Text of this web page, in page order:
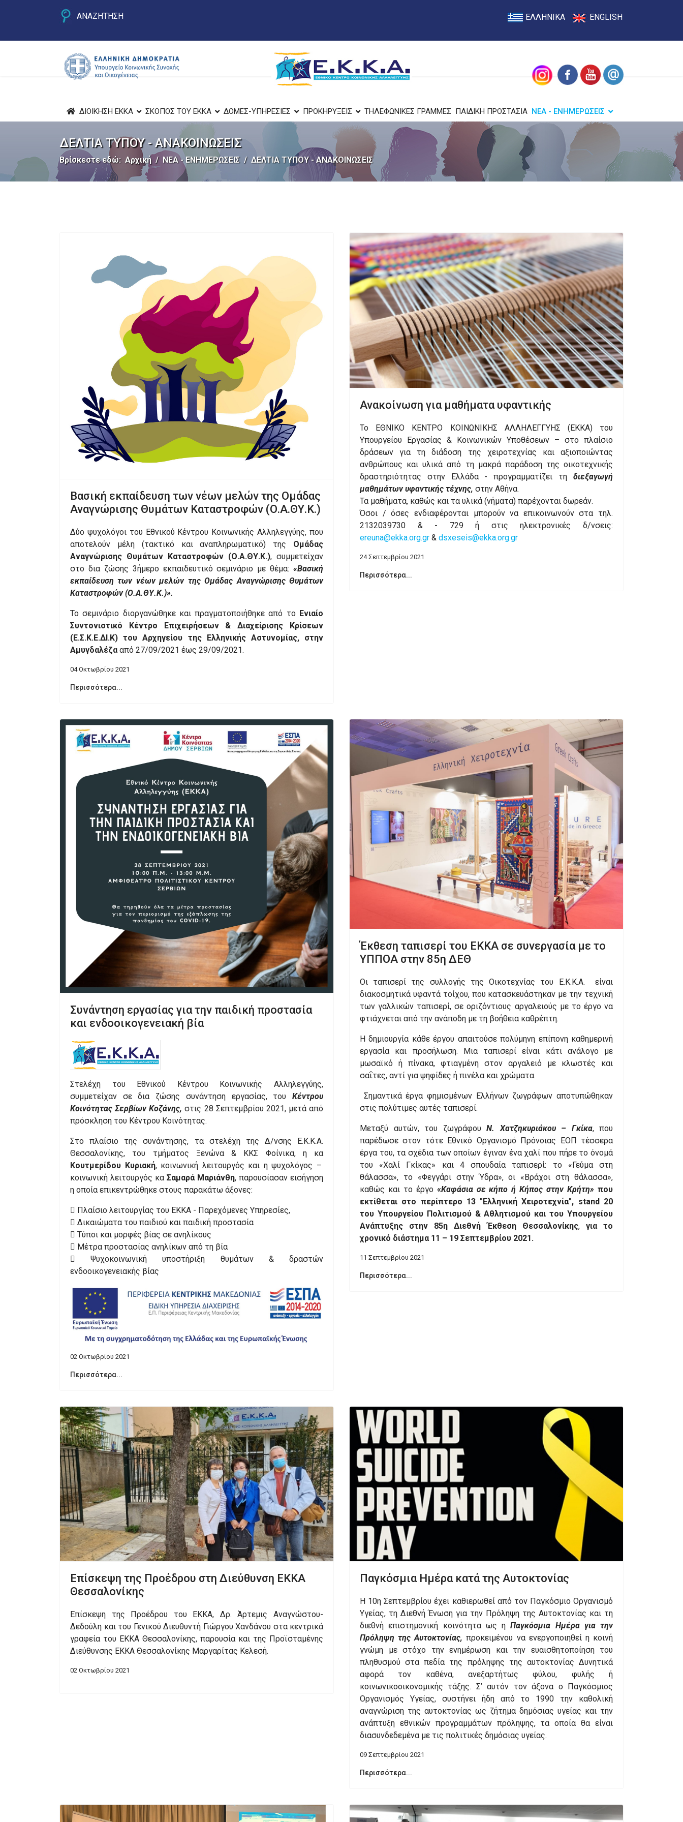
ΑΝΑΖΗΤΗΣΗ ΕΛΛΗΝΙΚΑ ENGLISH
ΔΙΟΙΚΗΣΗ ΕΚΚΑ ΣΚΟΠΟΣ ΤΟΥ ΕΚΚΑ ΔΟΜΕΣ-ΥΠΗΡΕΣΙΕΣ ΠΡΟΚΗΡΥΞΕΙΣ ΤΗΛΕΦΩΝΙΚΕΣ ΓΡΑΜΜΕΣ ΠΑΙΔΙΚΗ ΠΡΟΣΤΑΣΙΑ ΝΕΑ - ΕΝΗΜΕΡΩΣΕΙΣ
ΔΕΛΤΙΑ ΤΥΠΟΥ - ΑΝΑΚΟΙΝΩΣΕΙΣ
Βρίσκεστε εδώ: Αρχική ΝΕΑ - ΕΝΗΜΕΡΩΣΕΙΣ ΔΕΛΤΙΑ ΤΥΠΟΥ - ΑΝΑΚΟΙΝΩΣΕΙΣ
Βασική εκπαίδευση των νέων μελών της Ομάδας
Αναγνώρισης Θυμάτων Καταστροφών (Ο.Α.ΘΥ.Κ.)
Δύο ψυχολόγοι του Εθνικού Κέντρου Κοινωνικής Αλληλεγγύης, που
αποτελούν μέλη (τακτικό και αναπληρωματικό) της Ομάδας
Αναγνώρισης Θυμάτων Καταστροφών (Ο.Α.ΘΥ.Κ.), συμμετείχαν
στο δια ζώσης 3ήμερο εκπαιδευτικό σεμινάριο με θέμα: «Βασική
εκπαίδευση των νέων μελών της Ομάδας Αναγνώρισης Θυμάτων
Καταστροφών (Ο.Α.ΘΥ.Κ.)».
Το σεμινάριο διοργανώθηκε και πραγματοποιήθηκε από το Ενιαίο
Συντονιστικό Κέντρο Επιχειρήσεων & Διαχείρισης Κρίσεων
(Ε.Σ.Κ.Ε.ΔΙ.Κ) του Αρχηγείου της Ελληνικής Αστυνομίας, στην
Αμυγδαλέζααπό 27/09/2021 έως 29/09/2021.
04 Οκτωβρίου 2021
Περισσότερα...
Ανακοίνωση για μαθήματα υφαντικής
Το ΕΘΝΙΚΟ ΚΕΝΤΡΟ ΚΟΙΝΩΝΙΚΗΣ ΑΛΛΗΛΕΓΓΥΗΣ (ΕΚΚΑ) του
Υπουργείου Εργασίας & Κοινωνικών Υποθέσεων – στο πλαίσιο
δράσεων για τη διάδοση της χειροτεχνίας και αξιοποιώντας
ανθρώπους και υλικά από τη μακρά παράδοση της οικοτεχνικής
δραστηριότητας στην Ελλάδα - προγραμματίζει τη διεξαγωγή
μαθημάτων υφαντικής τέχνης, στην Αθήνα.
Τα μαθήματα, καθώς και τα υλικά (νήματα) παρέχονται δωρεάν.
Όσοι / όσες ενδιαφέρονται μπορούν να επικοινωνούν στα τηλ.
2132039730 & - 729 ή στις ηλεκτρονικές δ/νσεις:
ereuna@ekka.org.gr & dsxeseis@ekka.org.gr
24 Σεπτεμβρίου 2021
Περισσότερα...
Συνάντηση εργασίας για την παιδική προστασία
και ενδοοικογενειακή βία
Στελέχη του Εθνικού Κέντρου Κοινωνικής Αλληλεγγύης,
συμμετείχαν σε δια ζώσης συνάντηση εργασίας, του Κέντρου
Κοινότητας Σερβίων Κοζάνης, στις 28 Σεπτεμβρίου 2021, μετά από
πρόσκληση του Κέντρου Κοινότητας.
Στο πλαίσιο της συνάντησης, τα στελέχη της Δ/νσης Ε.Κ.Κ.Α.
Θεσσαλονίκης, του τμήματος Ξενώνα & ΚΚΣ Φοίνικα, η κα
Κουτμερίδου Κυριακή, κοινωνική λειτουργός και η ψυχολόγος –
κοινωνική λειτουργός κα Σαμαρά Μαριάνθη, παρουσίασαν εισήγηση
η οποία επικεντρώθηκε στους παρακάτω άξονες:
 Πλαίσιο λειτουργίας του ΕΚΚΑ - Παρεχόμενες Υπηρεσίες,
 Δικαιώματα του παιδιού και παιδική προστασία
 Τύποι και μορφές βίας σε ανηλίκους
 Μέτρα προστασίας ανηλίκων από τη βία
 Ψυχοκοινωνική υποστήριξη θυμάτων & δραστών
ενδοοικογενειακής βίας
02 Οκτωβρίου 2021
Περισσότερα...
Έκθεση ταπισερί του ΕΚΚΑ σε συνεργασία με το
ΥΠΠΟΑ στην 85η ΔΕΘ
Οι ταπισερί της συλλογής της Οικοτεχνίας του Ε.Κ.Κ.Α. είναι
διακοσμητικά υφαντά τοίχου, που κατασκευάστηκαν με την τεχνική
των γαλλικών ταπισερί, σε οριζόντιους αργαλειούς με το έργο να
φτιάχνεται από την ανάποδη με τη βοήθεια καθρέπτη.
Η δημιουργία κάθε έργου απαιτούσε πολύμηνη επίπονη καθημερινή
εργασία και προσήλωση. Μια ταπισερί είναι κάτι ανάλογο με
μωσαϊκό ή πίνακα, φτιαγμένη στον αργαλειό με κλωστές και
σαΐτες, αντί για ψηφίδες ή πινέλα και χρώματα.
Σημαντικά έργα φημισμένων Ελλήνων ζωγράφων αποτυπώθηκαν
στις πολύτιμες αυτές ταπισερί.
Μεταξύ αυτών, του ζωγράφου Ν. Χατζηκυριάκου – Γκίκα, που
παρέδωσε στον τότε Εθνικό Οργανισμό Πρόνοιας ΕΟΠ τέσσερα
έργα του, τα σχέδια των οποίων έγιναν ένα χαλί που πήρε το όνομά
του «Χαλί Γκίκας» και 4 σπουδαία ταπισερί: το «Γεύμα στη
θάλασσα», το «Φεγγάρι στην Ύδρα», οι «Βράχοι στη θάλασσα»,
καθώς και το έργο «Καφάσια σε κήπο ή Κήπος στην Κρήτη»που
εκτίθεται στο περίπτερο 13 "Ελληνική Χειροτεχνία", stand20
του Υπουργείου Πολιτισμού & Αθλητισμού και του Υπουργείου
Ανάπτυξης στην 85η Διεθνή Έκθεση Θεσσαλονίκης, για το
χρονικό διάστημα 11 – 19 Σεπτεμβρίου 2021.
11 Σεπτεμβρίου 2021
Περισσότερα...
Επίσκεψη της Προέδρου στη Διεύθυνση ΕΚΚΑ
Θεσσαλονίκης
Επίσκεψη της Προέδρου του ΕΚΚΑ, Δρ. Άρτεμις Αναγνώστου-
Δεδούλη και του Γενικού Διευθυντή Γιώργου Χανδάνου στα κεντρικά
γραφεία του ΕΚΚΑ Θεσσαλονίκης, παρουσία και της Προϊσταμένης
Διεύθυνσης ΕΚΚΑ Θεσσαλονίκης Μαργαρίτας Κελεσή.
02 Οκτωβρίου 2021
Παγκόσμια Ημέρα κατά της Αυτοκτονίας
H 10η Σεπτεμβρίου έχει καθιερωθεί από τον Παγκόσμιο Οργανισμό
Υγείας, τη Διεθνή Ένωση για την Πρόληψη της Αυτοκτονίας και τη
διεθνή επιστημονική κοινότητα ως η Παγκόσμια Ημέρα για την
Πρόληψη της Αυτοκτονίας, προκειμένου να ενεργοποιηθεί η κοινή
γνώμη με στόχο την ενημέρωση και την ευαισθητοποίηση του
πληθυσμού στα πεδία της πρόληψης της αυτοκτονίας Δυνητικά
αφορά τον καθένα, ανεξαρτήτως φύλου, φυλής ή
κοινωνικοοικονομικής τάξης. Σ’ αυτόν τον άξονα ο Παγκόσμιος
Οργανισμός Υγείας, συστήνει ήδη από το 1990 την καθολική
αναγνώριση της αυτοκτονίας ως ζήτημα δημόσιας υγείας και την
ανάπτυξη εθνικών προγραμμάτων πρόληψης, τα οποία θα είναι
διασυνδεδεμένα με τις πολιτικές δημόσιας υγείας.
09 Σεπτεμβρίου 2021
Περισσότερα...